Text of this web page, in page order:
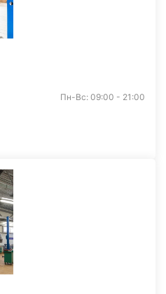
Пн-Вс: 09:00 - 21:00